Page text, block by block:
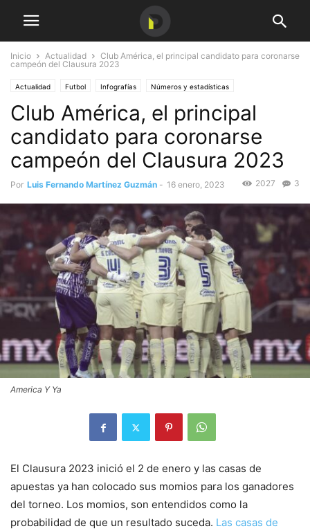
Inicio Actualidad
Club América, el principal candidato para coronarse
campeón del Clausura 2023
Actualidad Futbol Infografías Números y estadísticas
Club América, el principal
candidato para coronarse
campeón del Clausura 2023
Por Luis Fernando Martínez Guzmán - 16 enero, 2023 3
2027
America Y Ya
El Clausura 2023 inició el 2 de enero y las casas de
apuestas ya han colocado sus momios para los ganadores
del torneo. Los momios, son entendidos como la
probabilidad de que un resultado suceda. Las casas de